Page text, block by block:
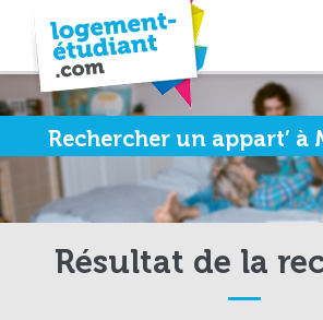
Rechercher un appart’
Résultat de la